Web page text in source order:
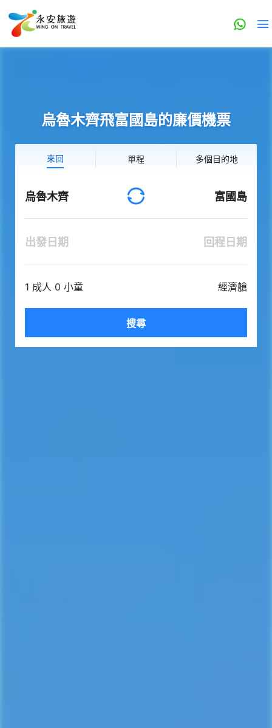
烏魯木齊飛富國島的廉價機票
來回 單程 多個目的地
烏魯木齊 富國島
出發日期 回程日期
1 成人 0 小童 經濟艙
搜尋